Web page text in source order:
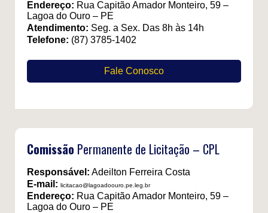
Endereço: Rua Capitão Amador Monteiro, 59 –
Lagoa do Ouro – PE
Atendimento: Seg. a Sex. Das 8h às 14h
Telefone: (87) 3785-1402
Fale Conosco
Comissão Permanente de Licitação – CPL
Responsável: Adeilton Ferreira Costa
E-mail: licitacao@lagoadoouro.pe.leg.br
Endereço: Rua Capitão Amador Monteiro, 59 –
Lagoa do Ouro – PE